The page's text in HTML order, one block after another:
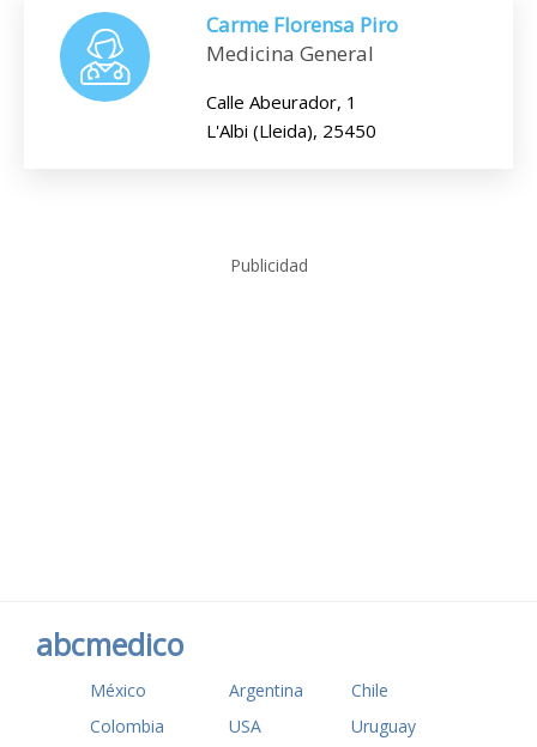
Carme Florensa Piro
Medicina General
Calle Abeurador, 1
L'Albi (Lleida), 25450
Publicidad
abcmedico
México Argentina
Chile
Colombia
USA Uruguay